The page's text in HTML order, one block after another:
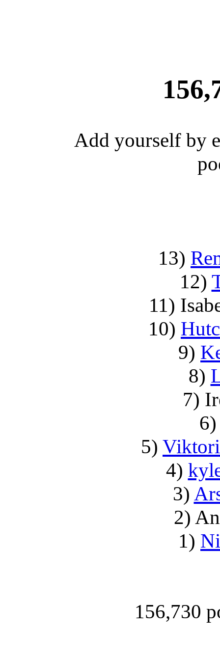
Add yourself by
13)
12)
11)
10)
9)
8)
7)
5)
4)
3)
2)
1)
156,730